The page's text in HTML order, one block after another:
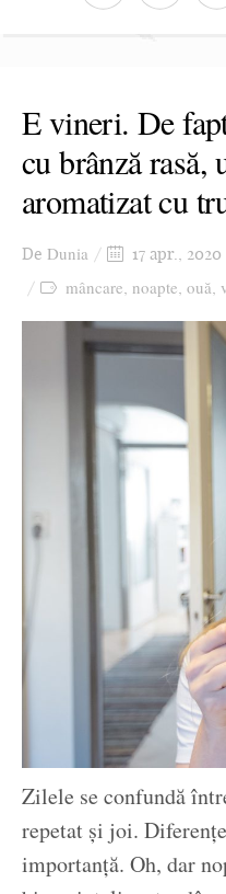
E vineri. De
cu brânză rasă,
aromatizat cu
De Dunia 17 apr., 2020
mâncare, noapte, ouă,
Zilele se confundă
repetat și joi.
importanță. Oh, dar